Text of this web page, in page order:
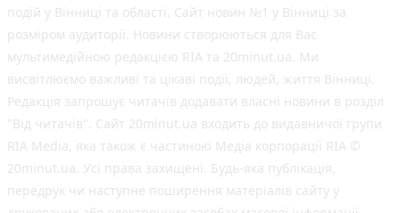
подій у Вінниці та області. Сайт новин №1 у Вінниці за
розміром аудиторії. Новини створюються для Вас
мультимедійною редакцією RIA та 20minut.ua. Ми
висвітлюємо важливі та цікаві події, людей, життя Вінниці.
Редакція запрошує читачів додавати власні новини в розділ
"Від читачів". Сайт 20minut.ua входить до видавничої групи
RIA Media, яка також є частиною Медіа корпорації RIA ©
20minut.ua. Усі права захищені. Будь-яка публiкацiя,
передрук чи наступне поширення матеріалів сайту у